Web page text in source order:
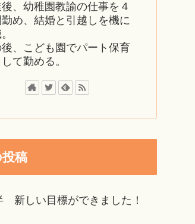
、幼稚園教諭の仕事を４
め、結婚と引越しを機に
、こども園でパート保育
て勤める。
稿
新しい目標ができました！